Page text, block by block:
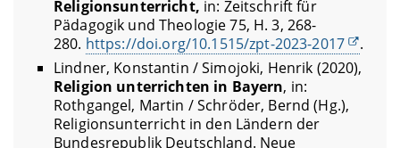
Religionsunterricht, in: Zeitschrift für
Pädagogik und Theologie 75, H. 3, 268-
280. https://doi.org/10.1515/zpt-2023-2017
.
Lindner, Konstantin / Simojoki, Henrik (2020),
Religion unterrichten in Bayern, in:
Rothgangel, Martin / Schröder, Bernd (Hg.),
Religionsunterricht in den Ländern der
Bundesrepublik Deutschland. Neue